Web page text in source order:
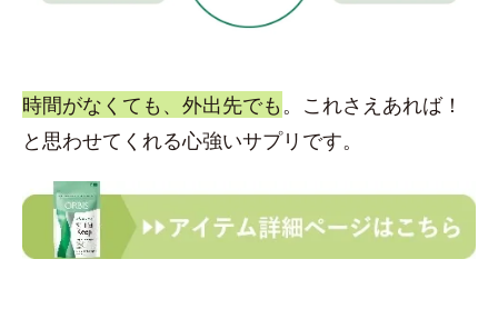
時間がなくても、外出先でも。これさえあれば！
と思わせてくれる心強いサプリです。